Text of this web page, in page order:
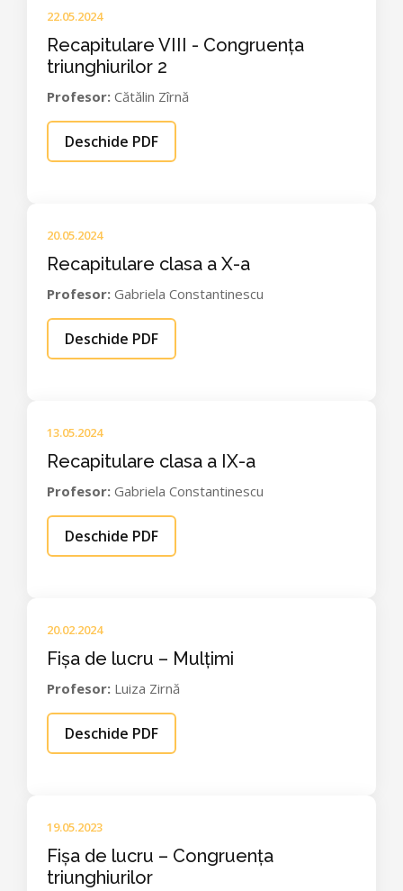
22.05.2024
Recapitulare VIII - Congruența
triunghiurilor 2
Profesor: Cătălin Zîrnă
Deschide PDF
20.05.2024
Recapitulare clasa a X-a
Profesor: Gabriela Constantinescu
Deschide PDF
13.05.2024
Recapitulare clasa a IX-a
Profesor: Gabriela Constantinescu
Deschide PDF
20.02.2024
Fișa de lucru – Mulțimi
Profesor: Luiza Zirnă
Deschide PDF
19.05.2023
Fișa de lucru – Congruența
triunghiurilor